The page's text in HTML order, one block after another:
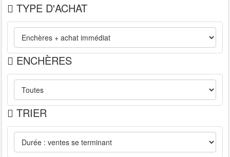
TYPE D'ACHAT
ENCHÈRES
TRIER